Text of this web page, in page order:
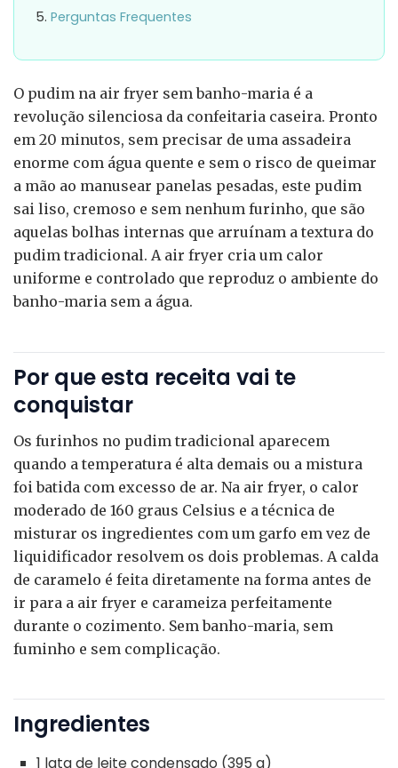
Perguntas Frequentes
O pudim na air fryer sem banho-maria é a
revolução silenciosa da confeitaria caseira. Pronto
em 20 minutos, sem precisar de uma assadeira
enorme com água quente e sem o risco de queimar
a mão ao manusear panelas pesadas, este pudim
sai liso, cremoso e sem nenhum furinho, que são
aquelas bolhas internas que arruínam a textura do
pudim tradicional. A air fryer cria um calor
uniforme e controlado que reproduz o ambiente do
banho-maria sem a água.
Por que esta receita vai te
conquistar
Os furinhos no pudim tradicional aparecem
quando a temperatura é alta demais ou a mistura
foi batida com excesso de ar. Na air fryer, o calor
moderado de 160 graus Celsius e a técnica de
misturar os ingredientes com um garfo em vez de
liquidificador resolvem os dois problemas. A calda
de caramelo é feita diretamente na forma antes de
ir para a air fryer e carameiza perfeitamente
durante o cozimento. Sem banho-maria, sem
fuminho e sem complicação.
Ingredientes
1 lata de leite condensado (395 g)